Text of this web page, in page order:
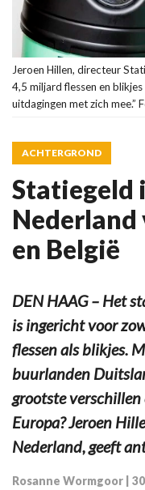
Jeroen Hillen, directeur
4,5 miljard flessen en
uitdagingen met zich mee.”
ACHTERGROND
Statiegeld
Nederland
en België
DEN HAAG – Het
is ingericht voor
flessen als blikjes.
buurlanden
grootste
Europa? Jeroen
Nederland, geeft
Rosanne Wormgoor